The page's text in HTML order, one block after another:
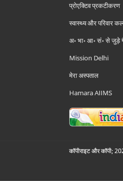
प्रोएक्टिव प्रकटीकरण
स्वास्थ्य और परिवार
अ॰ भा॰ आ॰ सं॰ से जुड़े
Mission Delhi
मेरा अस्पताल
Hamara AIIMS
कॉपीराइट और कॉपी;